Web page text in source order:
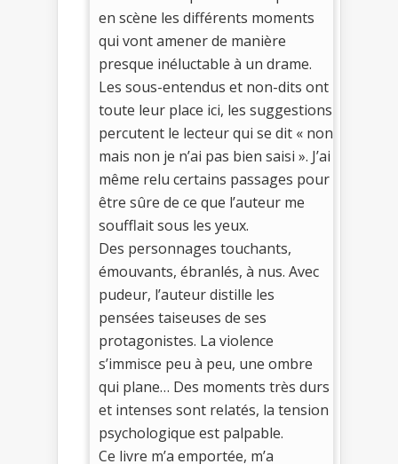
en scène les différents moments
qui vont amener de manière
presque inéluctable à un drame.
Les sous-entendus et non-dits ont
toute leur place ici, les suggestions
percutent le lecteur qui se dit « non
mais non je n’ai pas bien saisi ». J’ai
même relu certains passages pour
être sûre de ce que l’auteur me
soufflait sous les yeux.
Des personnages touchants,
émouvants, ébranlés, à nus. Avec
pudeur, l’auteur distille les
pensées taiseuses de ses
protagonistes. La violence
s’immisce peu à peu, une ombre
qui plane… Des moments très durs
et intenses sont relatés, la tension
psychologique est palpable.
Ce livre m’a emportée, m’a